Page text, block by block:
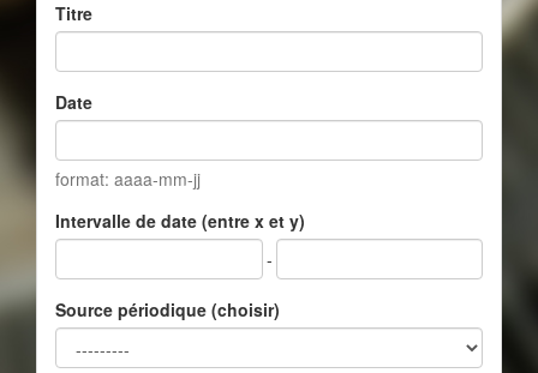
Titre
Date
format: aaaa-mm-jj
Intervalle de date (entre x et y)
-
Source périodique (choisir)